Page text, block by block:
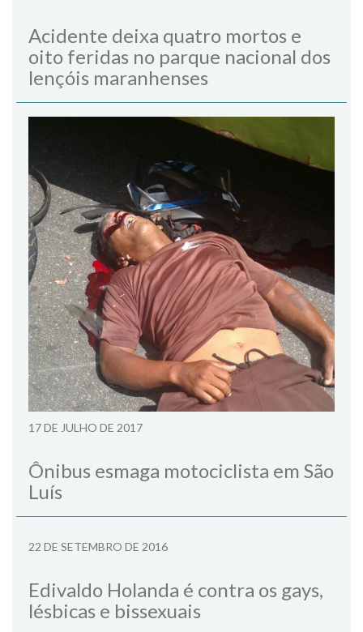
Acidente deixa quatro mortos e
oito feridas no parque nacional dos
lençóis maranhenses
17 DE JULHO DE 2017
Ônibus esmaga motociclista em São
Luís
22 DE SETEMBRO DE 2016
Edivaldo Holanda é contra os gays,
lésbicas e bissexuais